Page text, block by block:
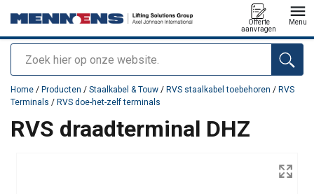
Zoeken
Offerte
aanvragen
Menu
toegevoegd aan uw offerte
Home / Producten / Staalkabel & Touw / RVS staalkabel toebehoren / RVS
Terminals / RVS doe-het-zelf terminals
RVS draadterminal DHZ